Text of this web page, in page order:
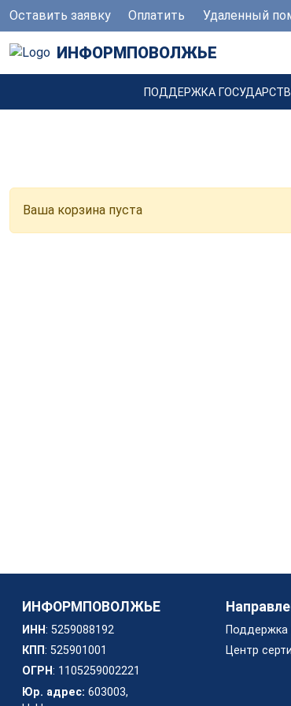
Оставить заявку Оплатить Удаленный
ИНФОРМПОВОЛЖЬЕ
ПОДДЕРЖКА
Ваша корзина пуста
ИНФОРМПОВОЛЖЬЕ
ИНН: 5259088192
КПП: 525901001
ОГРН: 1105259002221
Юр. адрес: 603003,
Поддержка
Центр